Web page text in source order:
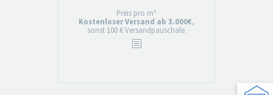
€40,00
Preis pro m²
Kostenloser Versand ab 3.000€,
sonst 100 € Versandpauschale.